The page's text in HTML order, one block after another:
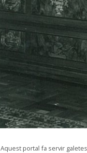
Aquest portal fa servir